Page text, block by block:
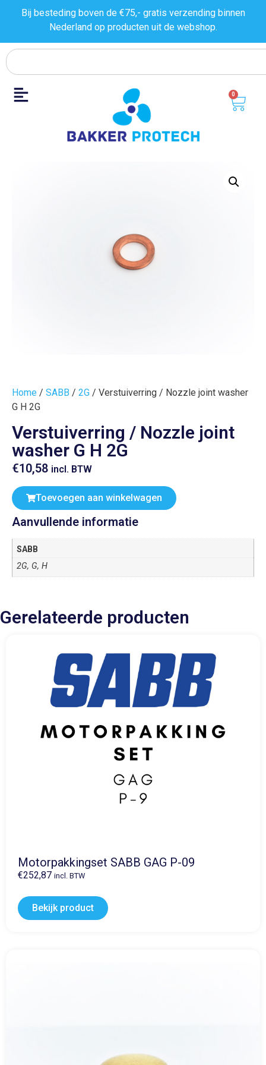
Bij besteding boven de €75,- gratis verzending binnen
Nederland op producten uit de webshop.
0
Home / SABB / 2G / Verstuiverring / Nozzle joint washer
G H 2G
Verstuiverring / Nozzle joint
washer G H 2G
€10,58 incl. BTW
Toevoegen aan winkelwagen
Aanvullende informatie
SABB
2G, G, H
Gerelateerde producten
Motorpakkingset SABB GAG P-09
€252,87 incl. BTW
Bekijk product